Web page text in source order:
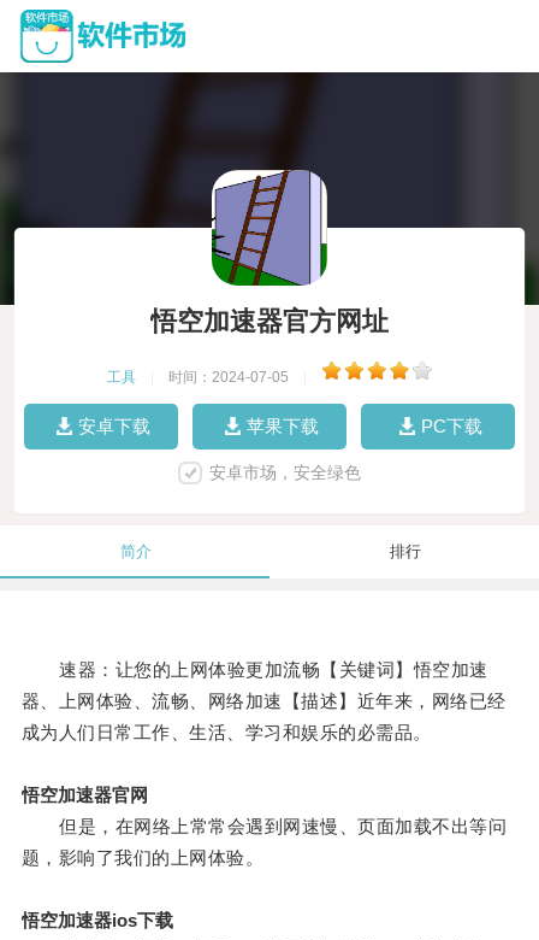
悟空加速器官方网址
工具 时间：2024-07-05
安卓下载 苹果下载 PC下载
安卓市场，安全绿色
简介 排行
速器：让您的上网体验更加流畅【关键词】悟空加速
器、上网体验、流畅、网络加速【描述】近年来，网络已经
成为人们日常工作、生活、学习和娱乐的必需品。
悟空加速器官网
但是，在网络上常常会遇到网速慢、页面加载不出等问
题，影响了我们的上网体验。
悟空加速器ios下载